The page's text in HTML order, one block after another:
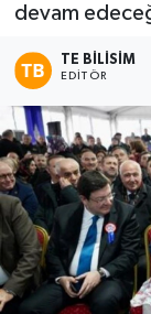
devam
TE BILISIM
EDITÖR